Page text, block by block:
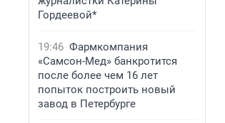
Гордеевой*
19:46 Фармкомпания
«Самсон-Мед» банкротится
после более чем 16 лет
попыток построить новый
завод в Петербурге